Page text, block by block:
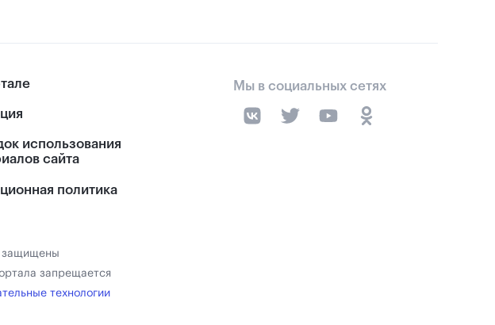
использования
сайта
политика
Мы в социальных сетях
защищены
запрещается
технологии